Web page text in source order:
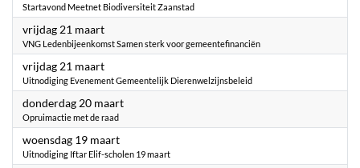
Startavond Meetnet Biodiversiteit Zaanstad
vrijdag 21 maart2025
VNG Ledenbijeenkomst Samen sterk voor gemeentefinanciën
vrijdag 21 maart2025
Uitnodiging Evenement Gemeentelijk Dierenwelzijnsbeleid
donderdag 20 maart2025
Opruimactie met de raad
woensdag 19 maart2025
Uitnodiging Iftar Elif-scholen 19 maart